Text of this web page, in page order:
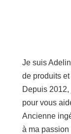
Je suis
de produits
Depuis
pour vous
Ancienne
à ma passion